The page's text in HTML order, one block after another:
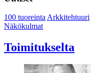
100 tuoreintaArkkitehtuuri
Näkökulmat
Toimitukselta